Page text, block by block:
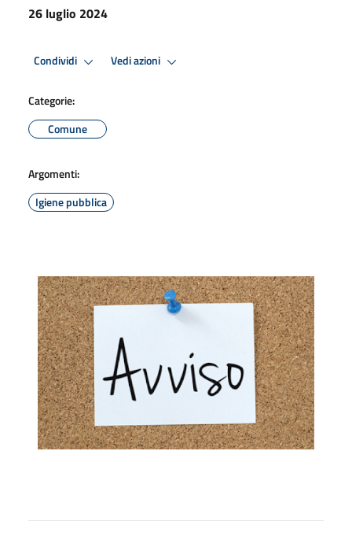
26 luglio 2024
Condividi Vedi azioni
Categorie:
Comune
Argomenti:
Igiene pubblica